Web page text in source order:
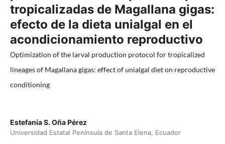
tropicalizadas de Magallana gigas:
efecto de la dieta unialgal en el
acondicionamiento reproductivo
Optimization of the larval production protocol for tropicalized
lineages of Magallana gigas: effect of unialgal diet on reproductive
conditioning
Estefanía S. Oña Pérez
Universidad Estatal Península de Santa Elena, Ecuador